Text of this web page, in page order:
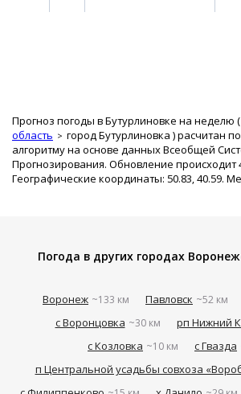
Прогноз погоды в Бутурлиновке на неделю (
область
город Бутурлиновка ) расчитан
алгоритму на основе данных Всеобщей
Прогнозирования. Обновление происходит
Географические координаты: 50.83, 40.59.
Погода в других городах
Воронеж ~133 км Павловск ~52 км
с Воронцовка ~30 км рп Нижний
с Козловка ~10 км с Гвазда
п Центральной усадьбы совхоза